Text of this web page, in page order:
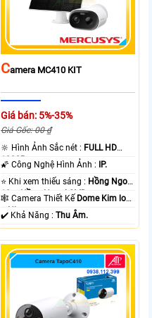
CAmera MC410 KIT
Giá bán: 5%-35%
Giá Gốc: 00 ₫
🔆 Hình Ảnh Sắc nét : FULL HD
1080P .
🌠 Công Nghệ Hình Ảnh :
IP.
⭐ Khi xem thiếu sáng : Hồng Ngoại
10m Hồng Ngoại SMD.
🕸️ Camera Thiết Kế Dome Kim loại
+ Nhựa.
️✔️ Khả Năng :Thu Âm.